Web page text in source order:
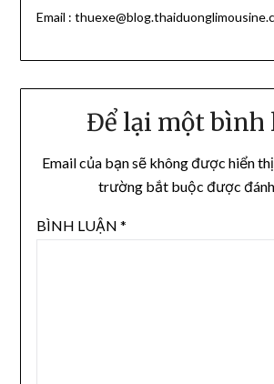
Email :
Để lại một bình
Email của bạn sẽ không được hiển
trường bắt buộc được
BÌNH LUẬN *